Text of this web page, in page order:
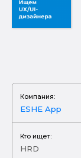
Компания:
ESHE App
Кто ищет:
HRD